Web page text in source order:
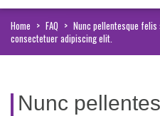
Home > FAQ > Nunc pellentesque
consectetuer adipiscing elit.
Nunc